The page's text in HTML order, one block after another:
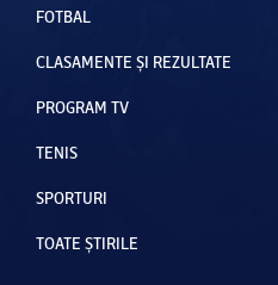
FOTBAL
CLASAMENTE ȘI REZULTATE
PROGRAM TV
TENIS
SPORTURI
TOATE ȘTIRILE